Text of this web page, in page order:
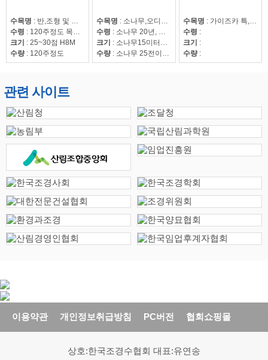
수목명 : 반,조형 및 자연송
수령 : 120주정도 목대 50만
크기
: 25~30점 H8M
수량 : 120주정도
수목명 : 소나무,오디뽕나무
수령 : 소나무 20년, 오디뽕나무7년
크기
: 소나무15미터이상
수량 : 소나무 25전이상85수, 25전이하220수, 뽕나무 42수
수목명 : 가이즈카 특,회화15~30,조형해송,중국단풍 특 20점,해송8~20,느티나무20~50,회화15~30
수령 :
크기
:
수량 :
관련 사이트
이용약관 개인정보취급방침 PC버전 협회쇼핑몰
상호:한국조경수협회 대표:유연송